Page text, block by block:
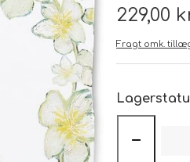
Hvid Te
Rooibush
Urte & Frugt teer
Husets Teblandinger
229,00
Fragt omk.
−